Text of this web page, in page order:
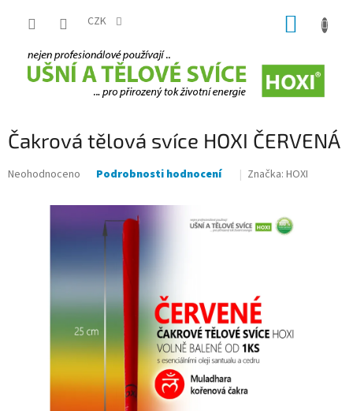
CZK
Čakrová tělová svíce HOXI ČERVENÁ
Průměrné
hodnocení
hvězdiček.
Neohodnoceno Podrobnosti hodnocení Značka: HOXI